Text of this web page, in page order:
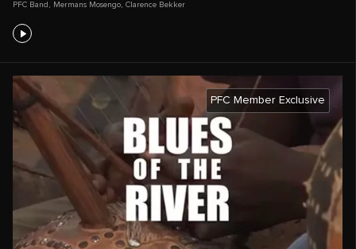
PFC Band , Mermans Mosengo, Clarence Bekker
PFC Member Exclusive